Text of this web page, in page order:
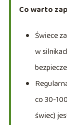
Co warto
Świece
w
co 30-
świec)